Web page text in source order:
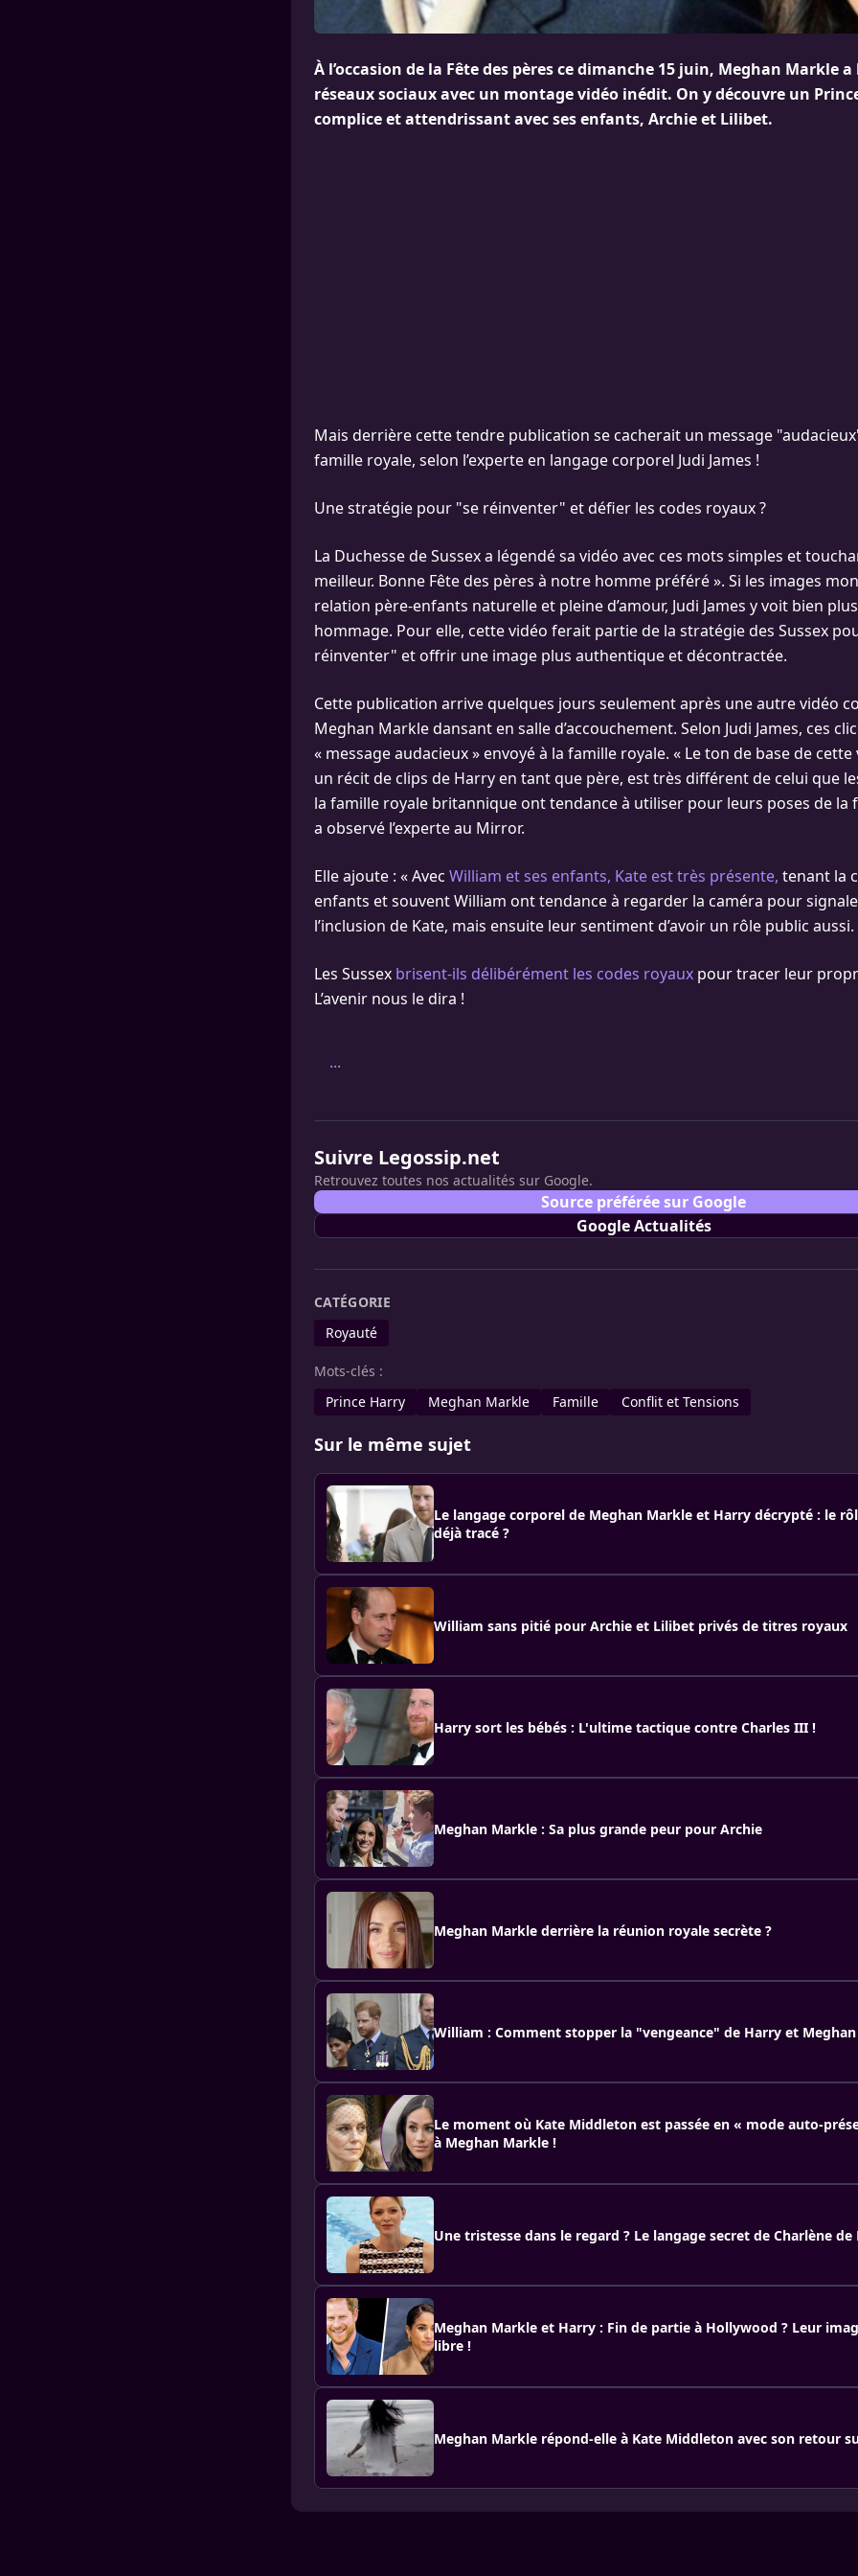
À l’occasion de la Fête des pères ce dimanche 15 juin, Meghan Markle
réseaux sociaux avec un montage vidéo inédit. On y découvre un
complice et attendrissant avec ses enfants, Archie et Lilibet.
Mais derrière cette tendre publication se cacherait un message
famille royale, selon l’experte en langage corporel Judi James !
Une stratégie pour "se réinventer" et défier les codes royaux ?
La Duchesse de Sussex a légendé sa vidéo avec ces mots simples et
meilleur. Bonne Fête des pères à notre homme préféré ». Si les images
relation père-enfants naturelle et pleine d’amour, Judi James y voit bien
hommage. Pour elle, cette vidéo ferait partie de la stratégie des Sussex
réinventer" et offrir une image plus authentique et décontractée.
Cette publication arrive quelques jours seulement après une autre vidéo
Meghan Markle dansant en salle d’accouchement. Selon Judi James, ces
« message audacieux » envoyé à la famille royale. « Le ton de base de
un récit de clips de Harry en tant que père, est très différent de celui que
la famille royale britannique ont tendance à utiliser pour leurs poses de la
a observé l’experte au Mirror.
Elle ajoute : « Avec William et ses enfants, Kate est très présente, tenant la
enfants et souvent William ont tendance à regarder la caméra pour
l’inclusion de Kate, mais ensuite leur sentiment d’avoir un rôle public aussi.
Les Sussex brisent-ils délibérément les codes royaux pour tracer leur
L’avenir nous le dira !
...
Suivre Legossip.net
Retrouvez toutes nos actualités sur Google.
Source préférée sur Google
Google Actualités
CATÉGORIE
Royauté
Mots-clés :
Prince Harry
Meghan Markle Famille Conflit et Tensions
Sur le même sujet
Le langage corporel de Meghan Markle et Harry décrypté : le
déjà tracé ?
William sans pitié pour Archie et Lilibet privés de titres royaux
Harry sort les bébés : L'ultime tactique contre Charles III !
Meghan Markle : Sa plus grande peur pour Archie
Meghan Markle derrière la réunion royale secrète ?
William : Comment stopper la "vengeance" de Harry et
Le moment où Kate Middleton est passée en « mode auto-
à Meghan Markle !
Une tristesse dans le regard ? Le langage secret de Charlène de
Meghan Markle et Harry : Fin de partie à Hollywood ? Leur
libre !
Meghan Markle répond-elle à Kate Middleton avec son retour